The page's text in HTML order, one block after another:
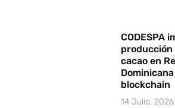
CODESPA
cacao en
blockchain
14 Julio, 2026